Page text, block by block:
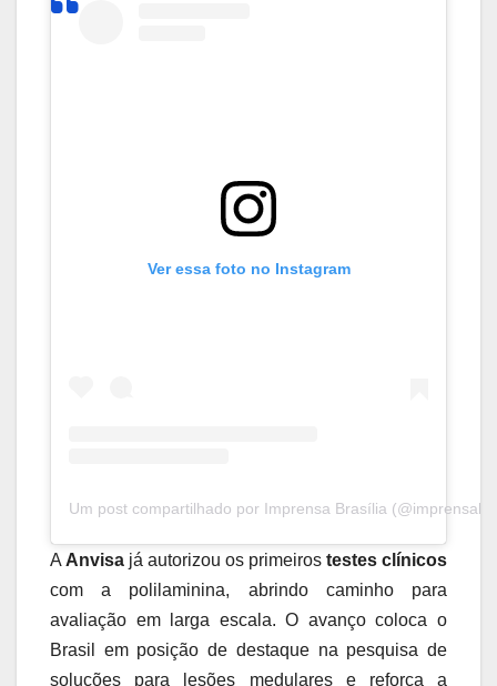
Ver essa foto no Instagram
Um post compartilhado por Imprensa Brasília
A Anvisa já autorizou os primeiros testes clínicos
com a polilaminina, abrindo caminho para
avaliação em larga escala. O avanço coloca o
Brasil em posição de destaque na pesquisa de
soluções para lesões medulares e reforça a